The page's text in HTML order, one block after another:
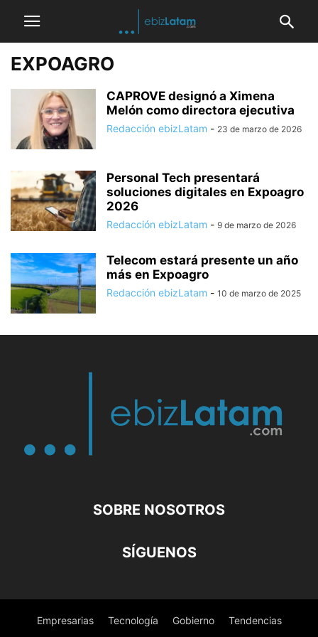
EXPOAGRO
CAPROVE designó a Ximena
Melón como directora ejecutiva
Redacción ebizLatam - 23 de marzo de 2026
Personal Tech presentará
soluciones digitales en Expoagro
2026
Redacción ebizLatam - 9 de marzo de 2026
Telecom estará presente un año
más en Expoagro
Redacción ebizLatam - 10 de marzo de 2025
SOBRE NOSOTROS
SÍGUENOS
Empresarias Tecnología Gobierno Tendencias